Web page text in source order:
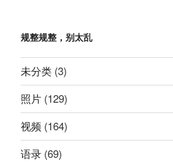
规整规整，别太乱
未分类 (3)
照片 (129)
视频 (164)
语录 (69)